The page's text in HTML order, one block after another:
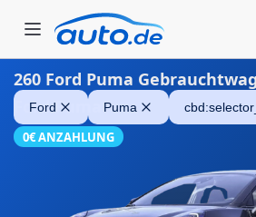
260 Ford Puma
Ford Puma
Ford Puma
0€ ANZAHLUNG